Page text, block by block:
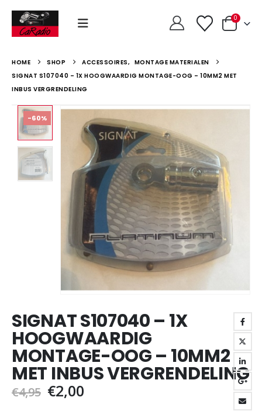
0
HOME SHOP ACCESSOIRES, MONTAGE MATERIALEN
SIGNAT S107040 – 1X HOOGWAARDIG MONTAGE-OOG – 10MM2 MET
INBUS VERGRENDELING
-60%
SIGNAT S107040 – 1X
HOOGWAARDIG
MONTAGE-OOG – 10MM2
MET INBUS VERGRENDELING
€4,95 Oorspronkelijke
prijs
€2,00